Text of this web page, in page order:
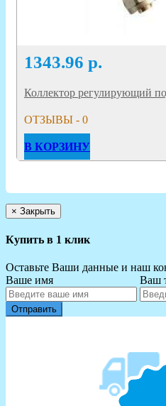
1343.96 р.
Коллектор регулирующий
ОТЗЫВЫ - 0
В КОРЗИНУ
× Закрыть
Купить в 1 клик
Оставьте Ваши данные и наш
Ваше имя
Ваш
Отправить